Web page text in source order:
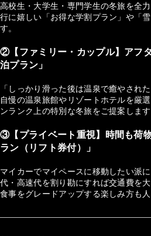
高校生・大学生・専門学生の冬旅を全
行に嬉しい「お得な学割プラン」や「
す。
②【ファミリー・カップル】アフ
泊プラン」
「しっかり滑った後は温泉で癒やされ
自慢の温泉旅館やリゾートホテルを厳
ンランク上の特別な冬旅をご提案します
③【プライベート重視】時間も荷
ラン（リフト券付）」
マイカーでマイペースに移動したい派
代・高速代を割り勘にすれば交通費を
食事をグレードアップする楽しみ方も人